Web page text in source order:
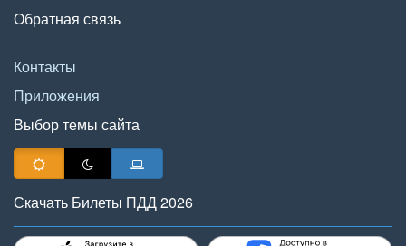
Обратная связь
Контакты
Приложения
Выбор темы сайта
Скачать Билеты ПДД 2026